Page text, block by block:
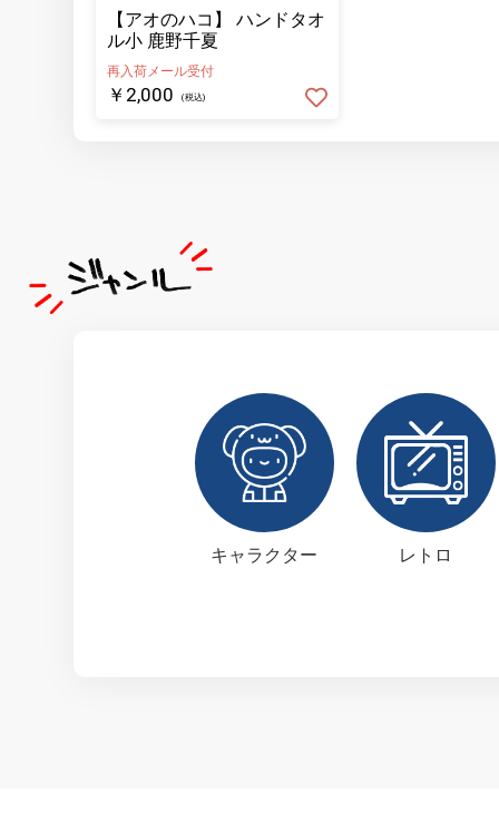
【アオのハコ】 ハンドタオ
ル小 鹿野千夏
再入荷メール受付
￥2,000 (税込)
キャラクター レトロ